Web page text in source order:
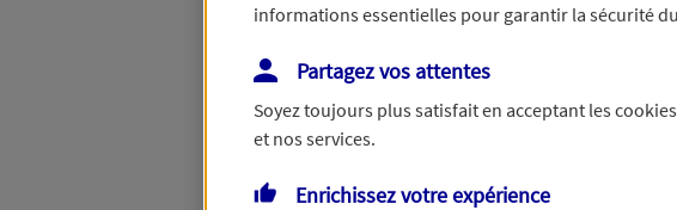
Vous disposez de droits sur les informations
informations essentielles pour garantir la sécurité
Partagez vos attentes
Soyez toujours plus satisfait en acceptant les cookies
et nos services.
Enrichissez votre expérience